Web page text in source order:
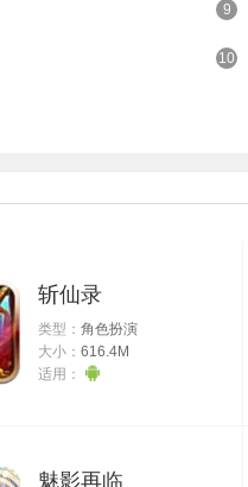
9
10
斩仙录
类型： 角色扮演
大小： 616.4M
适用：
魅影再临